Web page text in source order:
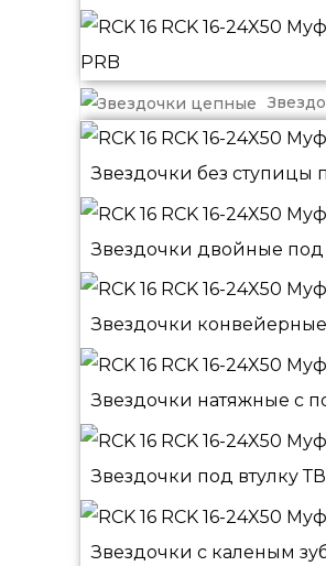
PRB
Звездочки без ступицы
Звездочки двойные
Звездочки конвейерные
Звездочки натяжные с
Звездочки под втулку ТВ
Звездочки с каленым